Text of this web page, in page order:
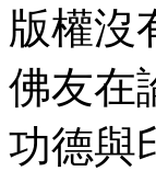
版權沒
佛友在
功德與